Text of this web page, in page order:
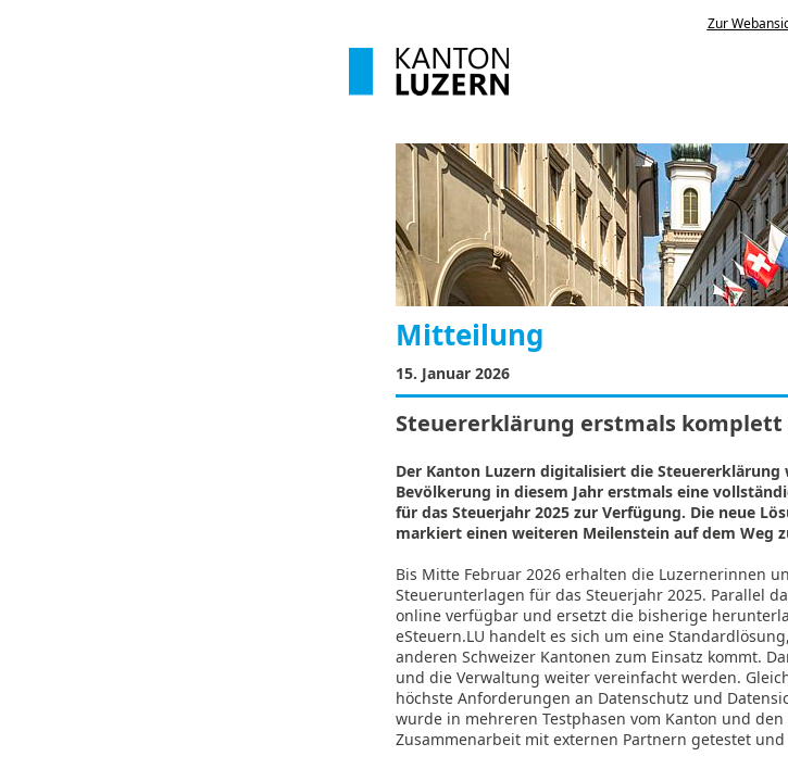
Zur
Mitteilung
15. Januar 2026
Steuererklärung erstmals
Der Kanton Luzern digitalisiert die
Bevölkerung in diesem Jahr erstmals eine
für das Steuerjahr 2025 zur Verfügung. Die neue
markiert einen weiteren Meilenstein auf dem Weg
Bis Mitte Februar 2026 erhalten die Luzernerinnen
Steuerunterlagen für das Steuerjahr 2025. Parallel
online verfügbar und ersetzt die bisherige
eSteuern.LU handelt es sich um eine
anderen Schweizer Kantonen zum Einsatz kommt.
und die Verwaltung weiter vereinfacht werden.
höchste Anforderungen an Datenschutz und
wurde in mehreren Testphasen vom Kanton und
Zusammenarbeit mit externen Partnern getestet